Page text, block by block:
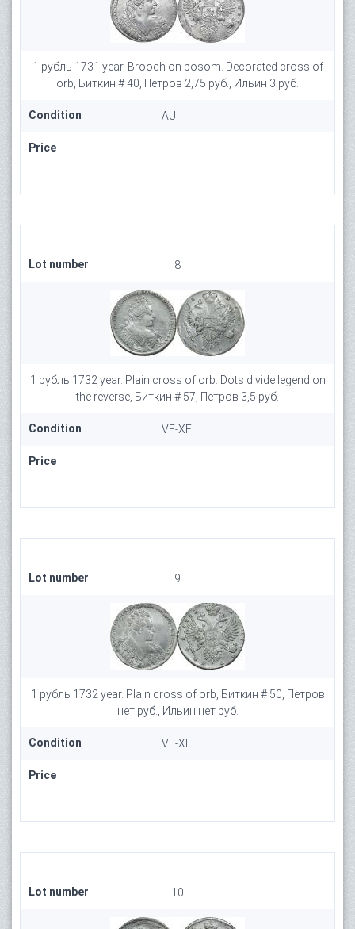
1 рубль 1731 year. Brooch on bosom. Decorated cross of
orb, Биткин # 40, Петров 2,75 руб., Ильин 3 руб.
Condition AU
Price
Lot number 8
1 рубль 1732 year. Plain cross of orb. Dots divide legend on
the reverse, Биткин # 57, Петров 3,5 руб.
Condition VF-XF
Price
Lot number 9
1 рубль 1732 year. Plain cross of orb, Биткин # 50, Петров
нет руб., Ильин нет руб.
Condition VF-XF
Price
Lot number 10